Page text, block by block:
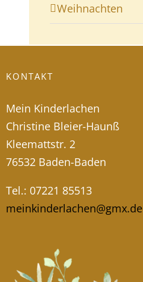
Weihnachten
KONTAKT
Mein Kinderlachen
Christine Bleier-Haunß
Kleemattstr. 2
76532 Baden-Baden
Tel.: 07221 85513
meinkinderlachen@gmx.de